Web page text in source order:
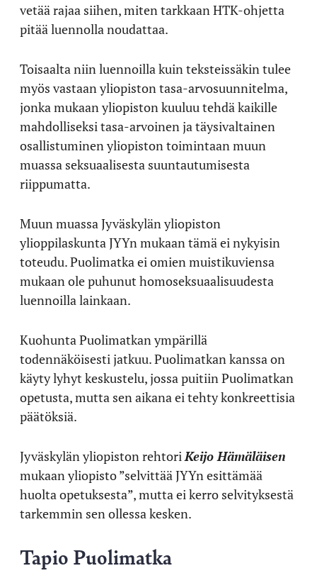
vetää rajaa siihen, miten tarkkaan HTK-ohjetta
pitää luennolla noudattaa.
Toisaalta niin luennoilla kuin teksteissäkin tulee
myös vastaan yliopiston tasa-arvosuunnitelma,
jonka mukaan yliopiston kuuluu tehdä kaikille
mahdolliseksi tasa-arvoinen ja täysivaltainen
osallistuminen yliopiston toimintaan muun
muassa seksuaalisesta suuntautumisesta
riippumatta.
Muun muassa Jyväskylän yliopiston
ylioppilaskunta JYYn mukaan tämä ei nykyisin
toteudu. Puolimatka ei omien muistikuviensa
mukaan ole puhunut homoseksuaalisuudesta
luennoilla lainkaan.
Kuohunta Puolimatkan ympärillä
todennäköisesti jatkuu. Puolimatkan kanssa on
käyty lyhyt keskustelu, jossa puitiin Puolimatkan
opetusta, mutta sen aikana ei tehty konkreettisia
päätöksiä.
Jyväskylän yliopiston rehtoriKeijo Hämäläisen
mukaan yliopisto ”selvittää JYYn esittämää
huolta opetuksesta”, mutta ei kerro selvityksestä
tarkemmin sen ollessa kesken.
Tapio Puolimatka